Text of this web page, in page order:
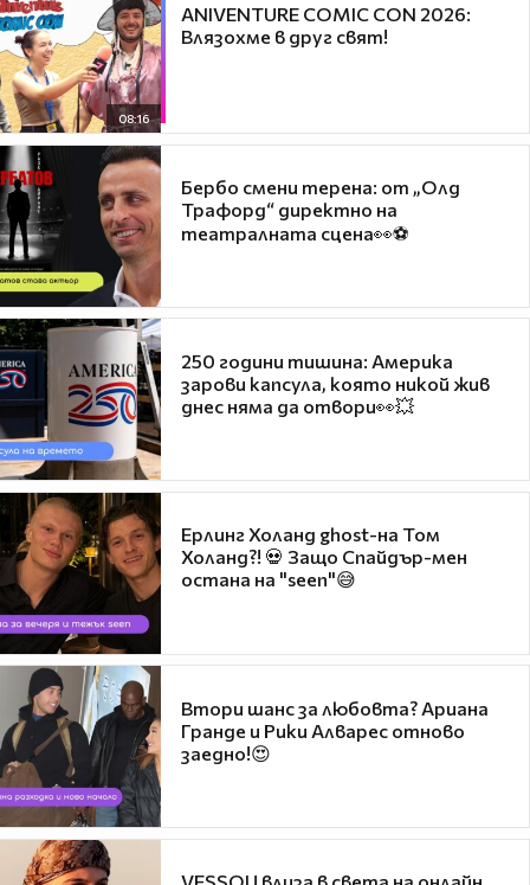
08:16
ANIVENTURE COMIC CON 2026:
Влязохме в друг свят!
Бербо смени терена: от „Олд
Трафорд“ директно на
театралната сцена👀⚽
250 години тишина: Америка
зарови капсула, която никой жив
днес няма да отвори👀💥
Ерлинг Холанд ghost-на Том
Холанд?! 💀 Защо Спайдър-мен
остана на "seen"😅
Втори шанс за любовта? Ариана
Гранде и Рики Алварес отново
заедно!😍